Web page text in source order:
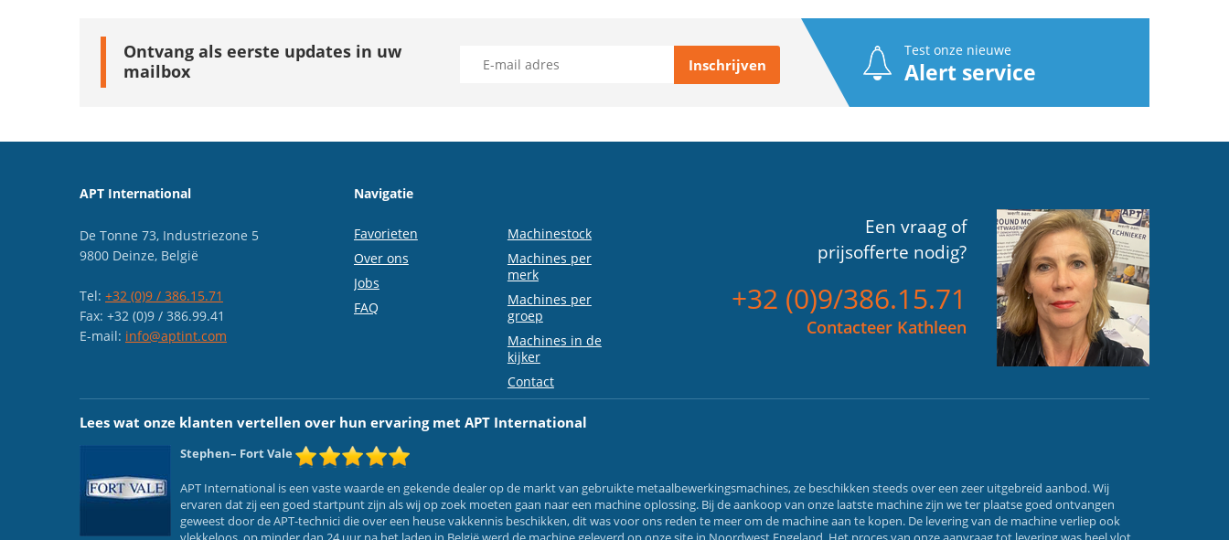
Ontvang als eerste updates in uw
mailbox
Test onze nieuwe
Alert service
APT International
De Tonne 73, Industriezone 5
9800 Deinze, België
Tel: +32 (0)9 / 386.15.71
Fax: +32 (0)9 / 386.99.41
E-mail: info@aptint.com
Navigatie
Favorieten
Over ons
Jobs
FAQ
Machinestock
Machines per
merk
Machines per
groep
Machines in de
kijker
Contact
Een vraag of
prijsofferte nodig?
+32 (0)9/386.15.71
Contacteer Kathleen
Lees wat onze klanten vertellen over hun ervaring met APT International
Stephen– Fort Vale
APT International is een vaste waarde en gekende dealer op de markt van gebruikte metaalbewerkingsmachines, ze beschikken steeds over een zeer uitgebreid aanbod. Wij
ervaren dat zij een goed startpunt zijn als wij op zoek moeten gaan naar een machine oplossing. Bij de aankoop van onze laatste machine zijn we ter plaatse goed ontvangen
geweest door de APT-technici die over een heuse vakkennis beschikken, dit was voor ons reden te meer om de machine aan te kopen. De levering van de machine verliep ook